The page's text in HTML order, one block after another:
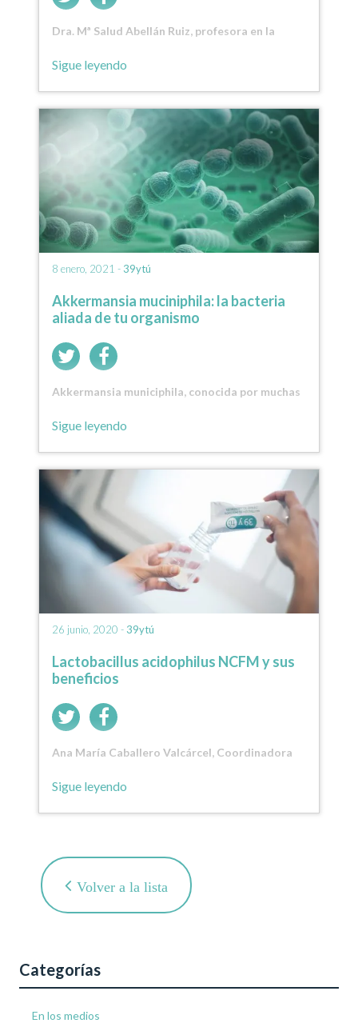
Dra. Mª Salud Abellán Ruiz, profesora en la
Sigue leyendo
8 enero, 2021 - 39ytú
Akkermansia muciniphila: la bacteria
aliada de tu organismo
Akkermansia municiphila, conocida por muchas
Sigue leyendo
26 junio, 2020 - 39ytú
Lactobacillus acidophilus NCFM y sus
beneficios
Ana María Caballero Valcárcel, Coordinadora
Sigue leyendo
Volver a la lista
Categorías
En los medios